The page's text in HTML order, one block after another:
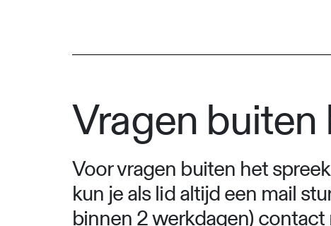
Vragen
Voor vragen buiten het
kun je als lid altijd een mail
binnen 2 werkdagen)